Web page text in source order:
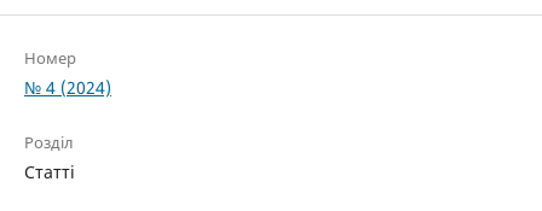
Номер
№ 4 (2024)
Розділ
Статті